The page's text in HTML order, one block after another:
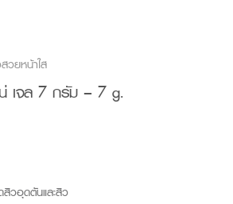
วยหน้าใส
เจล 7 กรัม – 7 g.
สิวอุดตันและสิว